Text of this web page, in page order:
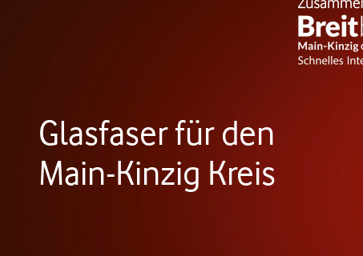
Glasfaser für den
Main-Kinzig Kreis